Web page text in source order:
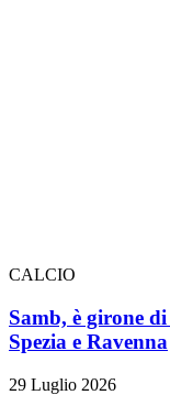
CALCIO
Samb, è girone
Spezia e Ravenna
29 Luglio 2026